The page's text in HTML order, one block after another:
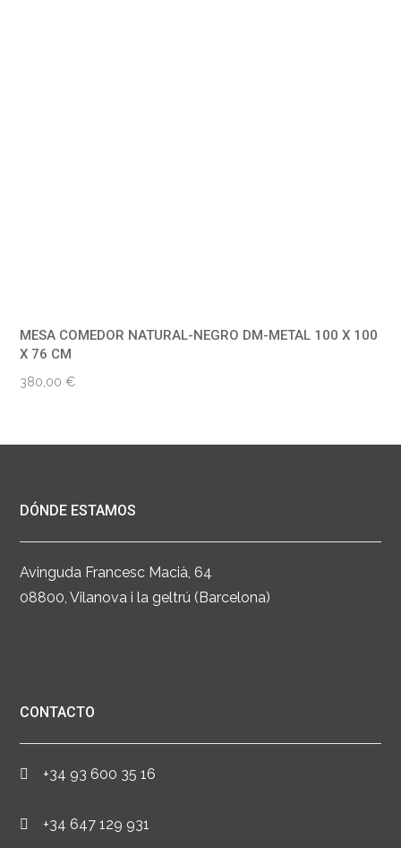
MESA COMEDOR NATURAL-NEGRO DM-METAL 100 X 100
X 76 CM
380,00€
DÓNDE ESTAMOS
Avinguda Francesc Macià, 64
08800, Vilanova i la geltrú (Barcelona)
CONTACTO
+34 93 600 35 16
+34 647 129 931